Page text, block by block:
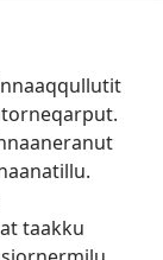
taakku